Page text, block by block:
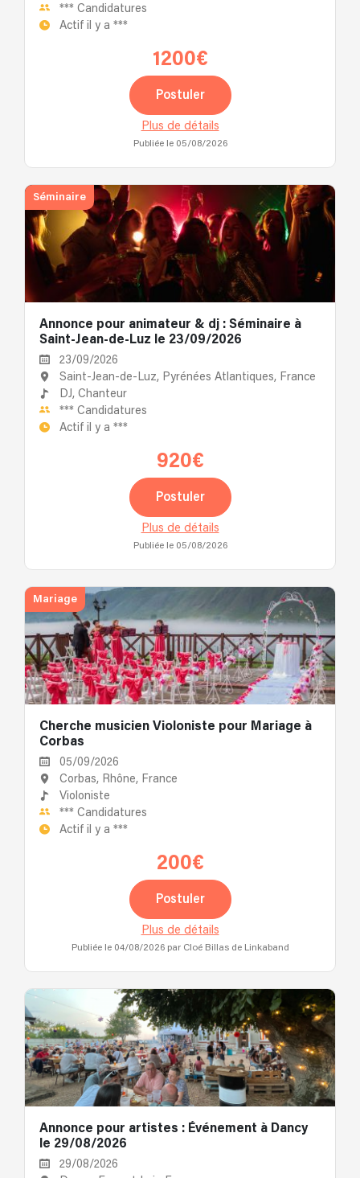
*** Candidatures
Actif il y a ***
1200€
Postuler
Plus de détails
Publiée le 05/08/2026
Séminaire
Annonce pour animateur & dj : Séminaire à
Saint-Jean-de-Luz le 23/09/2026
23/09/2026
Saint-Jean-de-Luz, Pyrénées Atlantiques, France
DJ, Chanteur
*** Candidatures
Actif il y a ***
920€
Postuler
Plus de détails
Publiée le 05/08/2026
Mariage
Cherche musicien Violoniste pour Mariage à
Corbas
05/09/2026
Corbas, Rhône, France
Violoniste
*** Candidatures
Actif il y a ***
200€
Postuler
Plus de détails
Publiée le 04/08/2026 par Cloé Billas de Linkaband
Annonce pour artistes : Événement à Dancy
le 29/08/2026
29/08/2026